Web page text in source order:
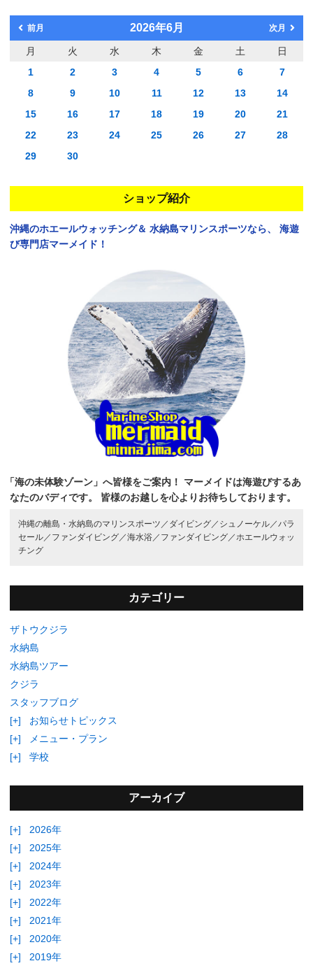
前月 2026年6月 次月
月 火 水 木 金 土
日
1
2 3 4 5 6
7
8
9 10 11 12 13
14
15
16 17 18 19 20
21
22
23 24 25 26 27
28
29
30
ショップ紹介
沖縄のホエールウォッチング＆ 水納島マリンスポーツなら、
海遊
び専門店マーメイド！
「海の未体験ゾーン」へ皆様をご案内！
マーメイドは海遊びするあ
なたのバディです。
皆様のお越しを心よりお待ちしております。
沖縄の離島・水納島のマリンスポーツ／ ダイビング／ シュノーケル／パラ
セール／ ファンダイビング／海水浴／ ファンダイビング／ホエールウォッ
チング
カテゴリー
ザトウクジラ
水納島
水納島ツアー
クジラ
スタッフブログ
[+]
お知らせトピックス
[+]
メニュー・プラン
[+]
学校
アーカイブ
[+]
2026年
[+]
2025年
[+]
2024年
[+]
2023年
[+]
2022年
[+]
2021年
[+]
2020年
[+]
2019年